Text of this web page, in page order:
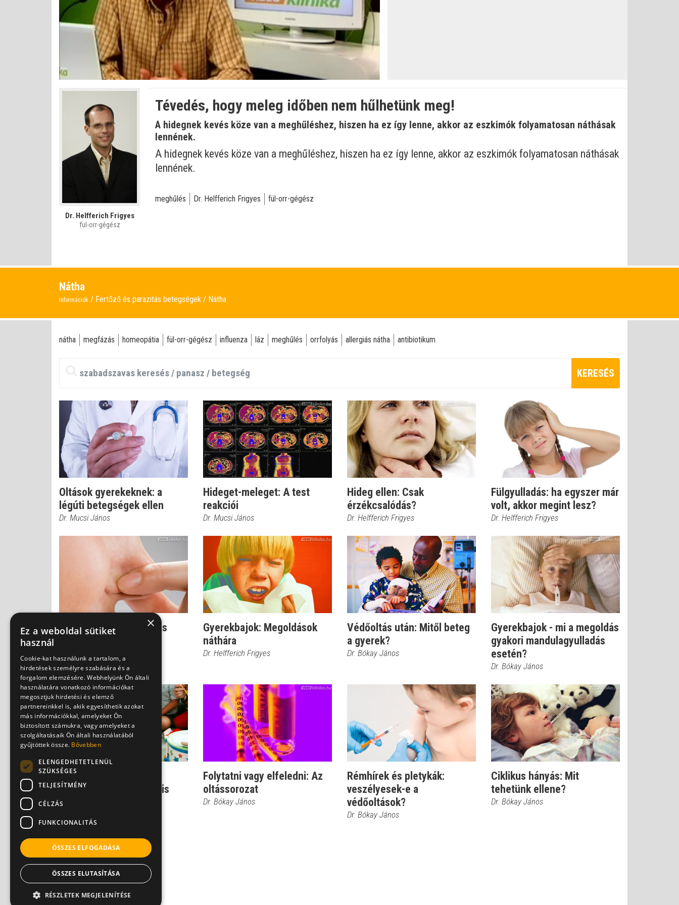
Némítás
kikapcsolva
Betöltve:
0%
Állapot
0%
Dr. Helfferich Frigyes
fül-orr-gégész
Tévedés, hogy meleg időben nem hűlhetünk meg!
A hidegnek kevés köze van a meghűléshez, hiszen ha ez így lenne, akkor az eszkimók folyamatosan náthásak
lennének.
A hidegnek kevés köze van a meghűléshez, hiszen ha ez így lenne, akkor az eszkimók folyamatosan náthásak
lennének.
meghűlés Dr. Helfferich Frigyes fül-orr-gégész
Nátha
Információk Fertőző és parazitás betegségek Nátha
nátha megfázás homeopátia fül-orr-gégész influenza láz meghűlés orrfolyás allergiás nátha antibiotikum
KERESÉS
Oltások gyerekeknek: a
légúti betegségek ellen
Dr. Mucsi János
Hideget-meleget: A test
reakciói
Dr. Mucsi János
Hideg ellen: Csak
érzékcsalódás?
Dr. Helfferich Frigyes
Fülgyulladás: ha egyszer már
volt, akkor megint lesz?
Dr. Helfferich Frigyes
Házi praktikák megfázás
Gyerekbajok: Megoldások
náthára
Dr. Helfferich Frigyes
Védőoltás után: Mitől beteg
a gyerek?
Dr. Bókay János
Gyerekbajok - mi a megoldás
gyakori mandulagyulladás
esetén?
Dr. Bókay János
Bölcsőde: nem csak a
gyerekek, a kórokozók is
szeretik
Folytatni vagy elfeledni: Az
oltássorozat
Dr. Bókay János
Rémhírek és pletykák:
veszélyesek-e a
védőoltások?
Dr. Bókay János
Ciklikus hányás: Mit
tehetünk ellene?
Dr. Bókay János
×
Ez a weboldal sütiket
használ
Cookie-kat használunk a tartalom, a
hirdetések személyre szabására és a
forgalom elemzésére. Webhelyünk Ön általi
használatára vonatkozó információkat
megosztjuk hirdetési és elemző
partnereinkkel is, akik egyesíthetik azokat
más információkkal, amelyeket Ön
biztosított számukra, vagy amelyeket a
szolgáltatásaik Ön általi használatából
gyűjtöttek össze. Bővebben
ELENGEDHETETLENÜL
SZÜKSÉGES
TELJESÍTMÉNY
CÉLZÁS
FUNKCIONALITÁS
ÖSSZES ELFOGADÁSA
ÖSSZES ELUTASÍTÁSA
RÉSZLETEK MEGJELENÍTÉSE